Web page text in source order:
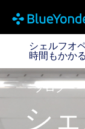
シェルフオペレ
シェルフオ
時間もかか
ブログ
シ